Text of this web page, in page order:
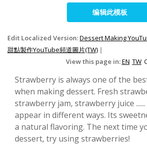
编辑此模板
Edit Localized Version:Dessert Making
甜點製作YouTube頻道圖片(TW) |
View this page in:EN TW
Strawberry is always one of the
when making dessert. Fresh
strawberry jam, strawberry juice
appear in different ways. Its
a natural flavoring. The next time
dessert, try using strawberries!